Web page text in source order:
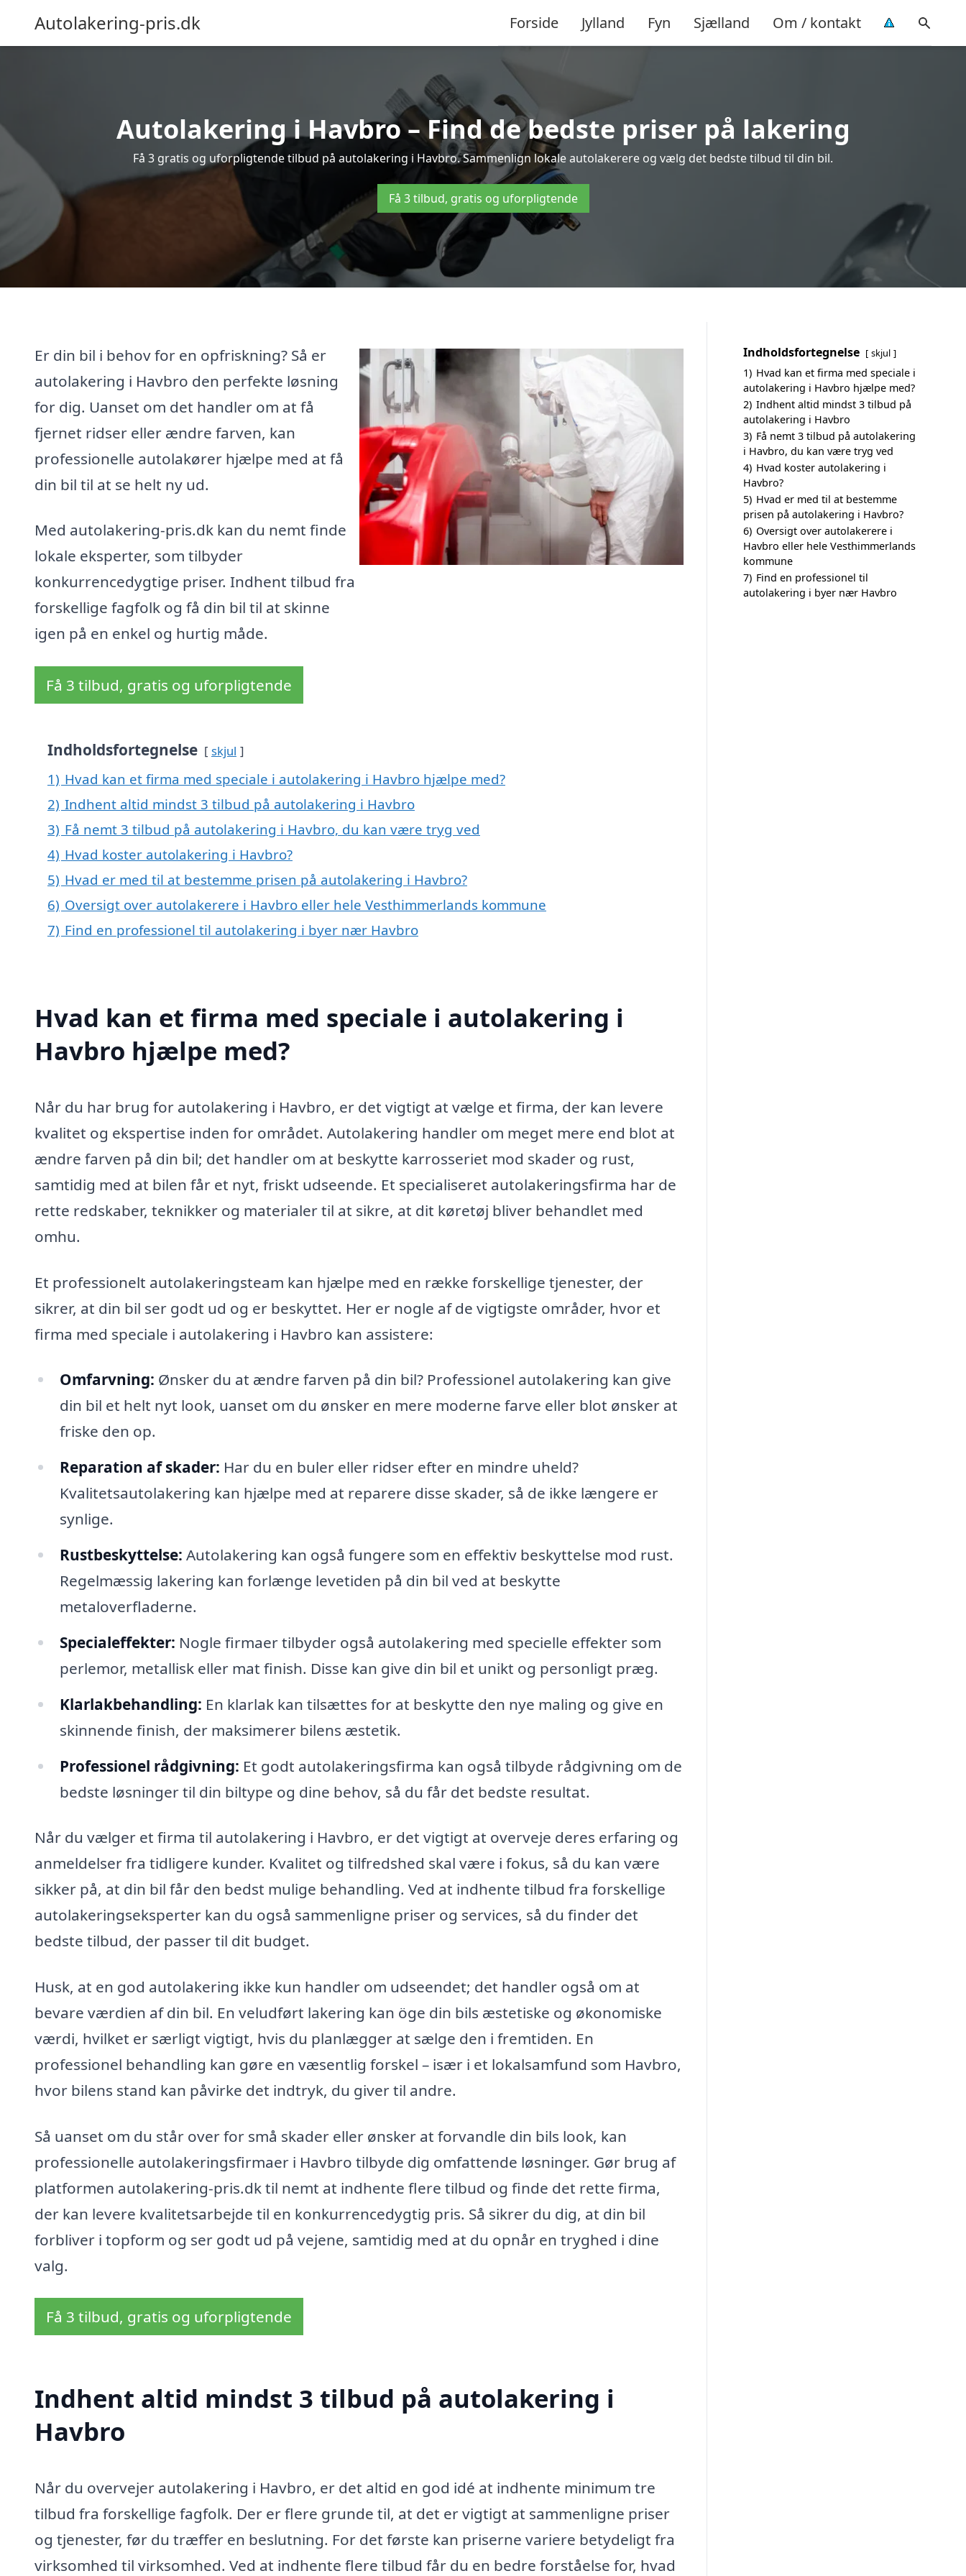
Autolakering-pris.dk Forside Jylland Fyn Sjælland Om / kontakt
Autolakering i Havbro – Find de bedste priser på lakering
Få 3 gratis og uforpligtende tilbud på autolakering i Havbro. Sammenlign lokale autolakerere og vælg det bedste tilbud til din bil.
Få 3 tilbud, gratis og uforpligtende
Er din bil i behov for en opfriskning? Så er
autolakering i Havbro den perfekte løsning
for dig. Uanset om det handler om at få
fjernet ridser eller ændre farven, kan
professionelle autolakører hjælpe med at få
din bil til at se helt ny ud.
Med autolakering-pris.dk kan du nemt finde
lokale eksperter, som tilbyder
konkurrencedygtige priser. Indhent tilbud fra
forskellige fagfolk og få din bil til at skinne
igen på en enkel og hurtig måde.
Få 3 tilbud, gratis og uforpligtende
Indholdsfortegnelse skjul
1) Hvad kan et firma med speciale i autolakering i Havbro hjælpe med?
2) Indhent altid mindst 3 tilbud på autolakering i Havbro
3) Få nemt 3 tilbud på autolakering i Havbro, du kan være tryg ved
4) Hvad koster autolakering i Havbro?
5) Hvad er med til at bestemme prisen på autolakering i Havbro?
6) Oversigt over autolakerere i Havbro eller hele Vesthimmerlands kommune
7) Find en professionel til autolakering i byer nær Havbro
Hvad kan et firma med speciale i autolakering i
Havbro hjælpe med?
Når du har brug for autolakering i Havbro, er det vigtigt at vælge et firma, der kan levere
kvalitet og ekspertise inden for området. Autolakering handler om meget mere end blot at
ændre farven på din bil; det handler om at beskytte karrosseriet mod skader og rust,
samtidig med at bilen får et nyt, friskt udseende. Et specialiseret autolakeringsfirma har de
rette redskaber, teknikker og materialer til at sikre, at dit køretøj bliver behandlet med
omhu.
Et professionelt autolakeringsteam kan hjælpe med en række forskellige tjenester, der
sikrer, at din bil ser godt ud og er beskyttet. Her er nogle af de vigtigste områder, hvor et
firma med speciale i autolakering i Havbro kan assistere:
Omfarvning: Ønsker du at ændre farven på din bil? Professionel autolakering kan give
din bil et helt nyt look, uanset om du ønsker en mere moderne farve eller blot ønsker at
friske den op.
Reparation af skader: Har du en buler eller ridser efter en mindre uheld?
Kvalitetsautolakering kan hjælpe med at reparere disse skader, så de ikke længere er
synlige.
Rustbeskyttelse: Autolakering kan også fungere som en effektiv beskyttelse mod rust.
Regelmæssig lakering kan forlænge levetiden på din bil ved at beskytte
metaloverfladerne.
Specialeffekter: Nogle firmaer tilbyder også autolakering med specielle effekter som
perlemor, metallisk eller mat finish. Disse kan give din bil et unikt og personligt præg.
Klarlakbehandling: En klarlak kan tilsættes for at beskytte den nye maling og give en
skinnende finish, der maksimerer bilens æstetik.
Professionel rådgivning: Et godt autolakeringsfirma kan også tilbyde rådgivning om de
bedste løsninger til din biltype og dine behov, så du får det bedste resultat.
Når du vælger et firma til autolakering i Havbro, er det vigtigt at overveje deres erfaring og
anmeldelser fra tidligere kunder. Kvalitet og tilfredshed skal være i fokus, så du kan være
sikker på, at din bil får den bedst mulige behandling. Ved at indhente tilbud fra forskellige
autolakeringseksperter kan du også sammenligne priser og services, så du finder det
bedste tilbud, der passer til dit budget.
Husk, at en god autolakering ikke kun handler om udseendet; det handler også om at
bevare værdien af din bil. En veludført lakering kan öge din bils æstetiske og økonomiske
værdi, hvilket er særligt vigtigt, hvis du planlægger at sælge den i fremtiden. En
professionel behandling kan gøre en væsentlig forskel – især i et lokalsamfund som Havbro,
hvor bilens stand kan påvirke det indtryk, du giver til andre.
Så uanset om du står over for små skader eller ønsker at forvandle din bils look, kan
professionelle autolakeringsfirmaer i Havbro tilbyde dig omfattende løsninger. Gør brug af
platformen autolakering-pris.dk til nemt at indhente flere tilbud og finde det rette firma,
der kan levere kvalitetsarbejde til en konkurrencedygtig pris. Så sikrer du dig, at din bil
forbliver i topform og ser godt ud på vejene, samtidig med at du opnår en tryghed i dine
valg.
Få 3 tilbud, gratis og uforpligtende
Indhent altid mindst 3 tilbud på autolakering i
Havbro
Når du overvejer autolakering i Havbro, er det altid en god idé at indhente minimum tre
tilbud fra forskellige fagfolk. Der er flere grunde til, at det er vigtigt at sammenligne priser
og tjenester, før du træffer en beslutning. For det første kan priserne variere betydeligt fra
virksomhed til virksomhed. Ved at indhente flere tilbud får du en bedre forståelse for, hvad
Indholdsfortegnelse skjul
1) Hvad kan et firma med speciale i
autolakering i Havbro hjælpe med?
2) Indhent altid mindst 3 tilbud på
autolakering i Havbro
3) Få nemt 3 tilbud på autolakering
i Havbro, du kan være tryg ved
4) Hvad koster autolakering i
Havbro?
5) Hvad er med til at bestemme
prisen på autolakering i Havbro?
6) Oversigt over autolakerere i
Havbro eller hele Vesthimmerlands
kommune
7) Find en professionel til
autolakering i byer nær Havbro